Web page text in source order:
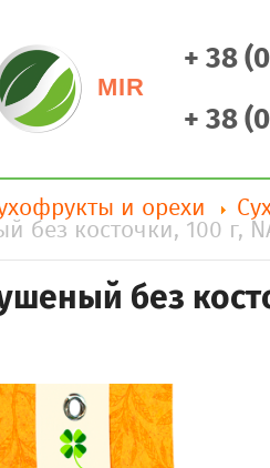
MIR
+ 38
+ 38
и орехи
без косточки, 100 г,
без